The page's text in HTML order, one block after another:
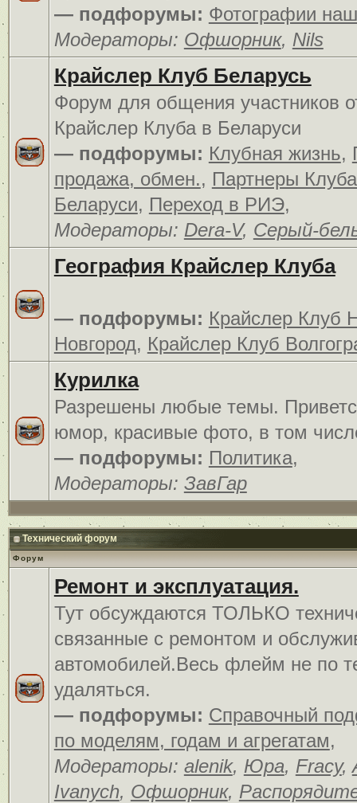
— подфорумы: Фотографии
Модераторы: Офшорник, Nils
Крайслер Клуб Беларусь
Форум для общения участников
Крайслер Клуба в Беларуси
— подфорумы: Клубная жизнь,
продажа, обмен., Партнеры
Беларуси, Переход в РИЭ,
Модераторы: Dera-V, Серый-
География Крайслер Клуба
— подфорумы: Крайслер Клуб
Новгород, Крайслер Клуб
Курилка
Разрешены любые темы.
юмор, красивые фото, в том
— подфорумы: Политика,
Модераторы: ЗавГар
Технический форум
Форум
Ремонт и эксплуатация.
Тут обсуждаются ТОЛЬКО
связанные с ремонтом и
автомобилей.Весь флейм не по
удаляться.
— подфорумы: Справочный
по моделям, годам и агрегатам,
Модераторы: alenik, Юра, Fracy,
Ivanych, Офшорник,